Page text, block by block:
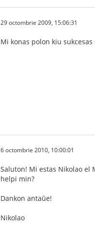
29 octombrie 2009, 15:06:31
Mi konas polon kiu
6 octombrie 2010, 10:00:01
Saluton! Mi estas Nikolao el
helpi min?
Dankon antaŭe!
Nikolao